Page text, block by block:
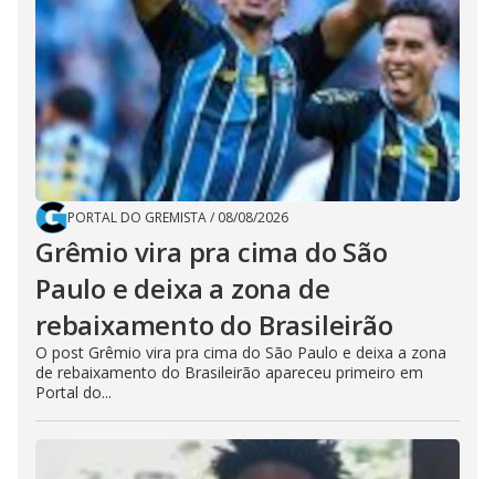
PORTAL DO GREMISTA/ 08/08/2026
Grêmio vira pra cima do São
Paulo e deixa a zona de
rebaixamento do Brasileirão
O post Grêmio vira pra cima do São Paulo e deixa a zona
de rebaixamento do Brasileirão apareceu primeiro em
Portal do...